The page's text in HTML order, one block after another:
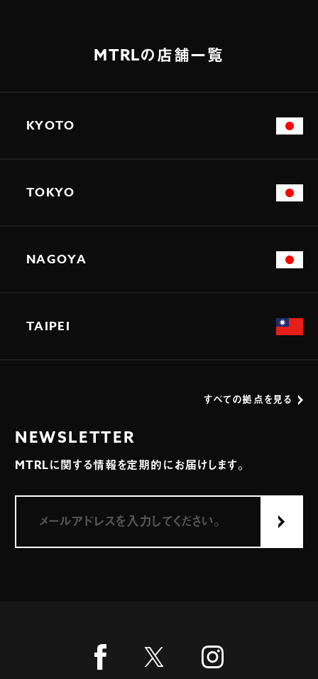
MTRLの店舗一覧
KYOTO
TOKYO
NAGOYA
TAIPEI
すべての拠点を見る
NEWSLETTER
MTRLに関する情報を定期的にお届けします。